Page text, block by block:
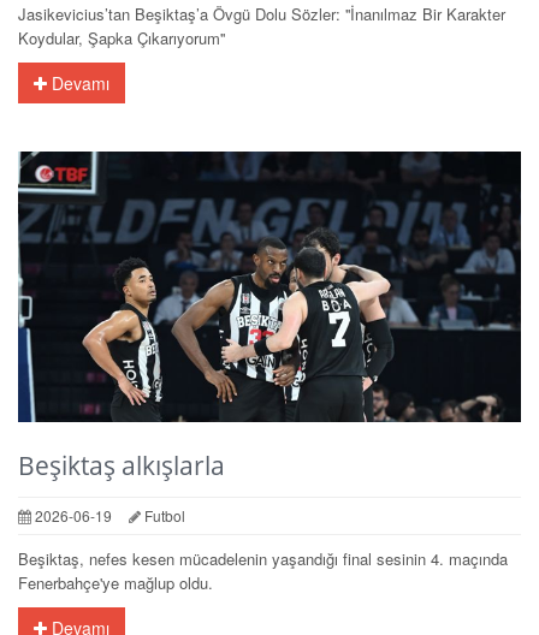
Jasikevicius’tan Beşiktaş’a Övgü Dolu Sözler: ''İnanılmaz Bir Karakter
Koydular, Şapka Çıkarıyorum''
Devamı
Beşiktaş alkışlarla
2026-06-19 Futbol
Beşiktaş, nefes kesen mücadelenin yaşandığı final sesinin 4. maçında
Fenerbahçe'ye mağlup oldu.
Devamı